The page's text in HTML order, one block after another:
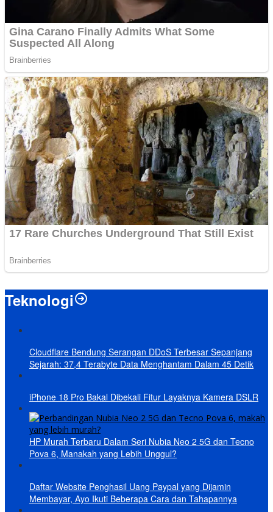
Teknologi
Cloudflare Bendung Serangan DDoS Terbesar Sepanjang
Sejarah: 37,4 Terabyte Data Menghantam Dalam 45 Detik
iPhone 18 Pro Bakal Dibekali Fitur Layaknya Kamera DSLR
HP Murah Terbaru Dalam Seri Nubia Neo 2 5G dan Tecno
Pova 6, Manakah yang Lebih Unggul?
Daftar Website Penghasil Uang Paypal yang Dijamin
Membayar, Ayo Ikuti Beberapa Cara dan Tahapannya